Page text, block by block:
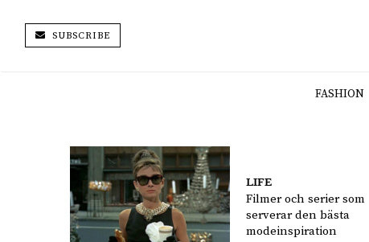
SUBSCRIBE
FASHION
LIFE
Filmer och serier som
serverar den bästa
modeinspiration